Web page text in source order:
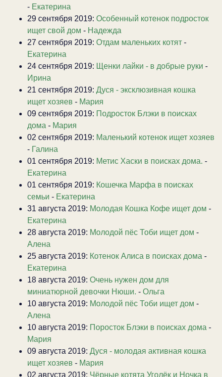
- Екатерина
29 сентября 2019: Особенный котенок подросток
ищет свой дом - Надежда
27 сентября 2019: Отдам маленьких котят -
Екатерина
24 сентября 2019: Щенки лайки - в добрые руки -
Ирина
21 сентября 2019: Дуся - эксклюзивная кошка
ищет хозяев - Мария
09 сентября 2019: Подросток Блэки в поисках
дома - Мария
02 сентября 2019: Маленький котенок ищет хозяев
- Галина
01 сентября 2019: Метис Хаски в поисках дома. -
Екатерина
01 сентября 2019: Кошечка Марфа в поисках
семьи - Екатерина
31 августа 2019: Молодая Кошка Кофе ищет дом -
Екатерина
28 августа 2019: Молодой пёс Тоби ищет дом -
Алена
25 августа 2019: Котенок Алиса в поисках дома -
Екатерина
18 августа 2019: Очень нужен дом для
миниатюрной девочки Нюши. - Ольга
10 августа 2019: Молодой пёс Тоби ищет дом -
Алена
10 августа 2019: Поросток Блэки в поисках дома -
Мария
09 августа 2019: Дуся - молодая активная кошка
ищет хозяев - Мария
02 августа 2019: Чёрные котята Уголёк и Ночка в